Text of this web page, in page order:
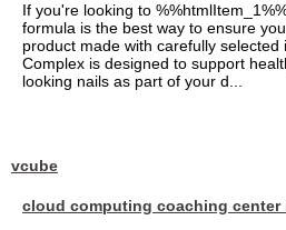
If you're looking to
formula is the best way to ensure
product made with carefully selected
Complex is designed to support
looking nails as part of your d...
vcube
cloud computing coaching center